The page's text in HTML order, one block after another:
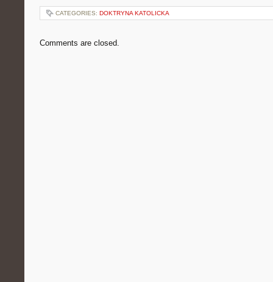
CATEGORIES: DOKTRYNA KATOLICKA
Comments are closed.